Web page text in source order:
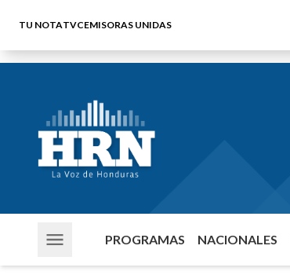
TU NOTATVCEMISORAS UNIDAS
PROGRAMAS NACIONALES